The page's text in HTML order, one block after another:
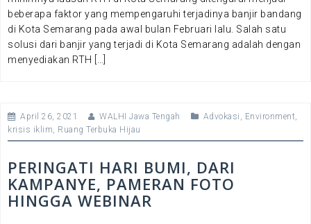
beberapa faktor yang mempengaruhi terjadinya banjir bandang
di Kota Semarang pada awal bulan Februari lalu. Salah satu
solusi dari banjir yang terjadi di Kota Semarang adalah dengan
menyediakan RTH […]
April 26, 2021 WALHI Jawa Tengah Advokasi , Environment,
krisis iklim, Ruang Terbuka Hijau
PERINGATI HARI BUMI, DARI
KAMPANYE, PAMERAN FOTO
HINGGA WEBINAR